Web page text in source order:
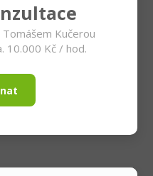
Kučerou
10.000 Kč / hod.